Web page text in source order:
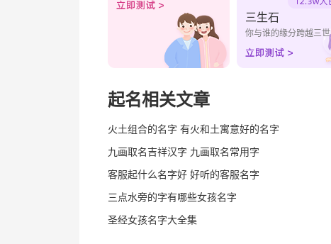
三生石
你与谁的缘分跨越三世
起名相关文章
火土组合的名字 有火和土寓意好的名字
九画取名吉祥汉字 九画取名常用字
客服起什么名字好 好听的客服名字
三点水旁的字有哪些女孩名字
圣经女孩名字大全集